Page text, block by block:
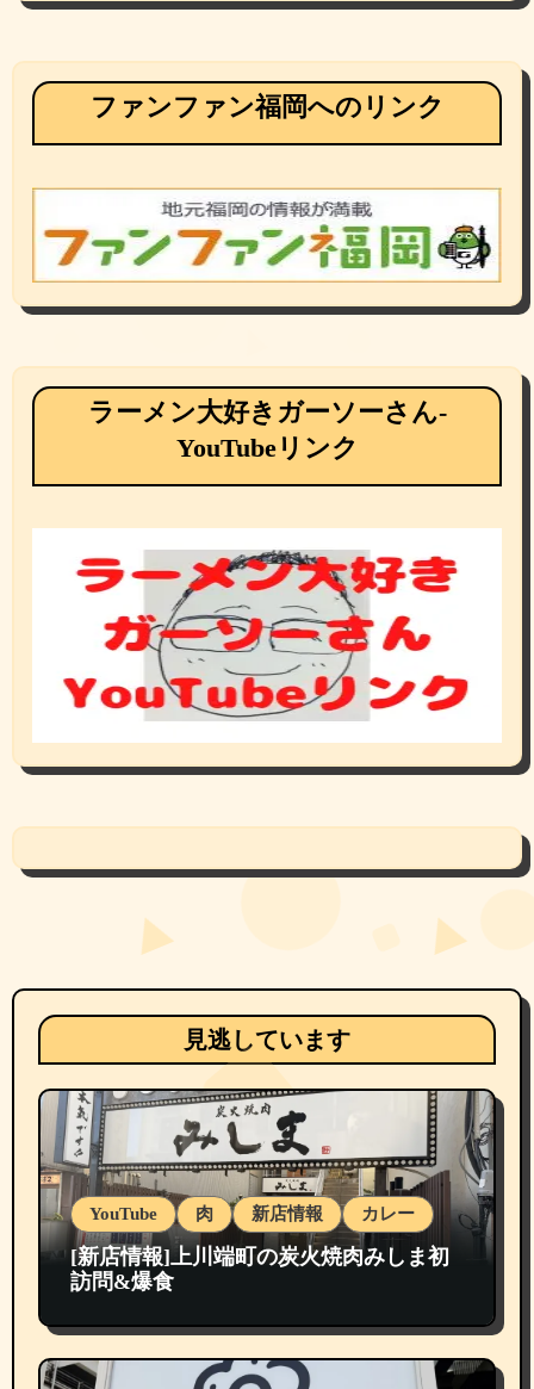
ファンファン福岡へのリンク
ラーメン大好きガーソーさん-
YouTubeリンク
見逃しています
YouTube 肉 新店情報 カレー
[新店情報]上川端町の炭火焼肉みしま初
訪問&爆食